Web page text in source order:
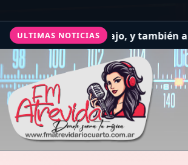
ULTIMAS NOTICIAS
y el trabajo, y también a agradecer